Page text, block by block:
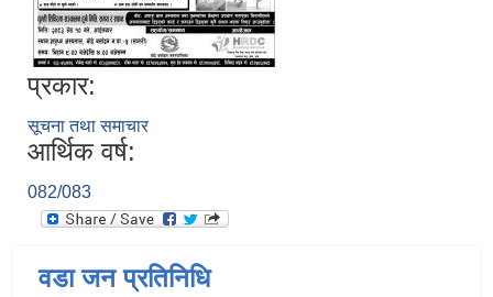
प्रकार:
सूचना तथा समाचार
आर्थिक वर्ष:
082/083
वडा जन प्रतिनिधि